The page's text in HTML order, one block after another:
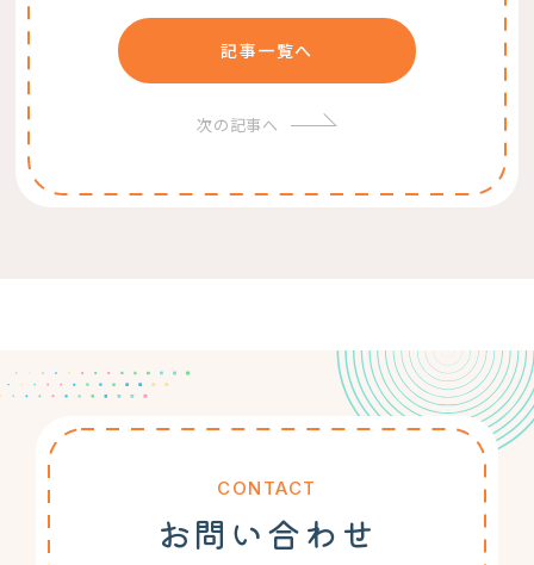
記事一覧へ
次の記事へ
CONTACT
お問い合わせ